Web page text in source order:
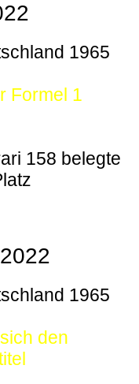
1965
Formel 1
158 belegte
1965
den